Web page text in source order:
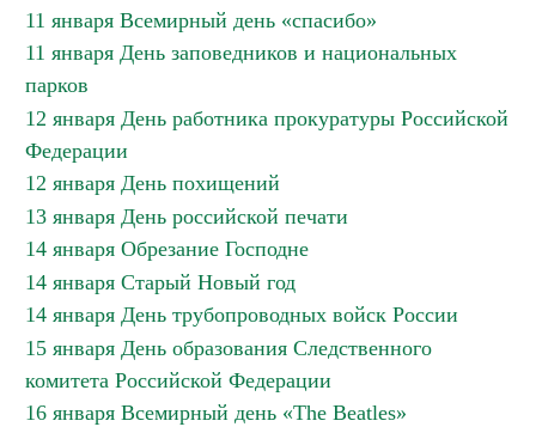
11 января Всемирный день «спасибо»
11 января День заповедников и национальных
парков
12 января День работника прокуратуры Российской
Федерации
12 января День похищений
13 января День российской печати
14 января Обрезание Господне
14 января Старый Новый год
14 января День трубопроводных войск России
15 января День образования Следственного
комитета Российской Федерации
16 января Всемирный день «The Beatles»